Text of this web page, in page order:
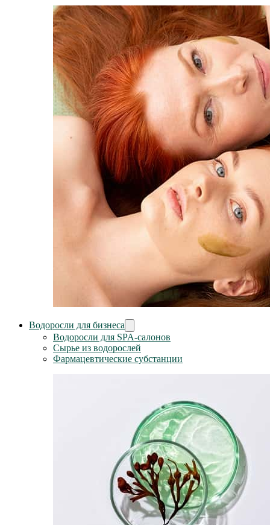
Водоросли для бизнеса
Водоросли для SPA-салонов
Сырье из водорослей
Фармацевтические субстанции